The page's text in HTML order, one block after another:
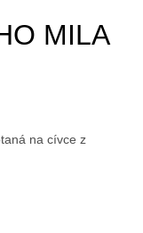
MILA
na cívce z